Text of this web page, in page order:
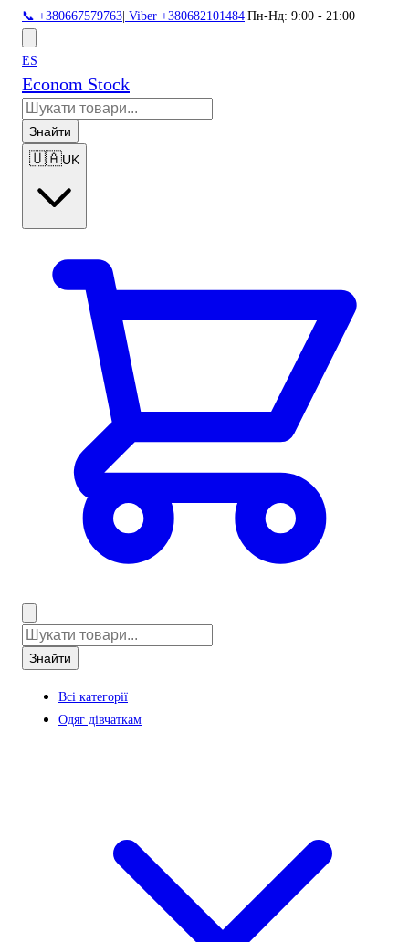
📞 +380667579763 Viber +380682101484 Пн-Нд: 9:00 - 21:00
ES
Econom Stock
Знайти
🇺🇦UK
Знайти
Всі категорії
Одяг дівчаткам